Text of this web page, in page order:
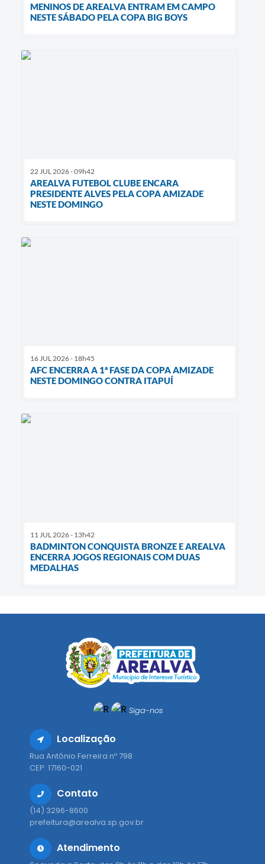
MENINOS DE AREALVA ENTRAM EM CAMPO
NESTE SÁBADO PELA COPA BIG BOYS
22 JUL 2026 - 09h42
AREALVA FUTEBOL CLUBE ENCARA
PRESIDENTE ALVES PELA COPA AMIZADE
NESTE DOMINGO
16 JUL 2026 - 18h45
AFC ENCERRA A 1ª FASE DA COPA AMIZADE
NESTE DOMINGO CONTRA ITAPUÍ
11 JUL 2026 - 13h42
BADMINTON CONQUISTA BRONZE E AREALVA
ENCERRA JOGOS REGIONAIS COM DUAS
MEDALHAS
Siga-nos
Localização
Rua Antônio Ferreira nº 798
CEP: 17160-021
Contato
(14) 3296-8600
prefeitura@arealva.sp.gov.br
Atendimento